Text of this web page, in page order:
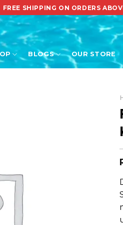
FREE SHIPPING ON ORDERS
BLOGS OUR STORE